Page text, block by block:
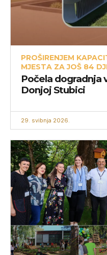
PROŠIRENJEM
MJESTA ZA JOŠ 84
Počela dogradnja
Donjoj Stubici
29. svibnja 2026.